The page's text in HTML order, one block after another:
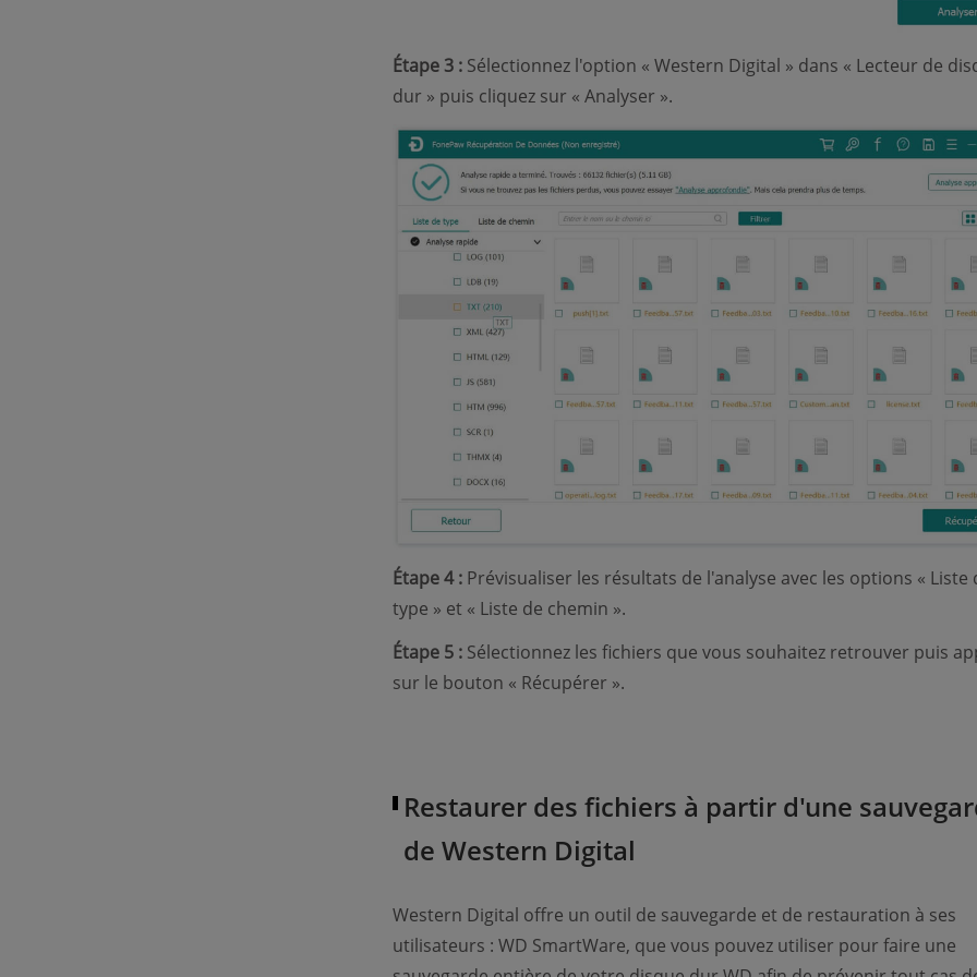
Étape 3 :Sélectionnez l'option « Western Digital » dans « Lecteur de
dur » puis cliquez sur « Analyser ».
Étape 4 :Prévisualiser les résultats de l'analyse avec les options « Liste
type » et « Liste de chemin ».
Étape 5 :Sélectionnez les fichiers que vous souhaitez retrouver puis
sur le bouton « Récupérer ».
Restaurer des fichiers à partir d'une
de Western Digital
Western Digital offre un outil de sauvegarde et de restauration à ses
utilisateurs : WD SmartWare, que vous pouvez utiliser pour faire une